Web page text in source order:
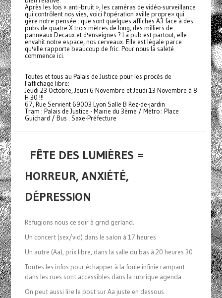
Après les lois « anti-bruit », les caméras de vidéo-surveillance
qui contrôlent nos vies, voici l'opération «ville propre» qui
gère notre pensée : que sont quelques affiches A3 face à des
pubs de quatre X trois mètres de long, des milliers de
panneaux Decaux et d'enseignes ? La pub est partout, elle
envahit notre espace, nos cerveaux. Elle est légale parce
qu'elle rapporte beaucoup de fric. Pour nous la saleté
commence ici.
Toutes et tous au Palais de Justice pour les procès de
l'affichage libre:
Jeudi 23 Octobre, Jeudi 6 Novembre et Jeudi 13 Novembre à 8
H 30 !!!
67, Rue Servient 69003 Lyon Salle B Rez-de-jardin
Tram : Palais de Justice - Mairie du 3ème / Métro : Place
Guichard / Bus : Saxe-Préfecture
FÊTE DES LUMIÈRES =
HORREUR, ANXIÉTÉ,
DÉPRESSION
Réfugions nous ce soir à grnd gerland.
Un concert (sex/vid) dans le salon à 17 heures
Un autre (Aa), prix libre, dans la salle du bas à 20 heures 30
Toutes les infos pour échapper à la foule infinie rampant
dans les rues sont accessibles dans la rubrique agenda.
On peut aussi lire le post sur Aa juste en dessous.